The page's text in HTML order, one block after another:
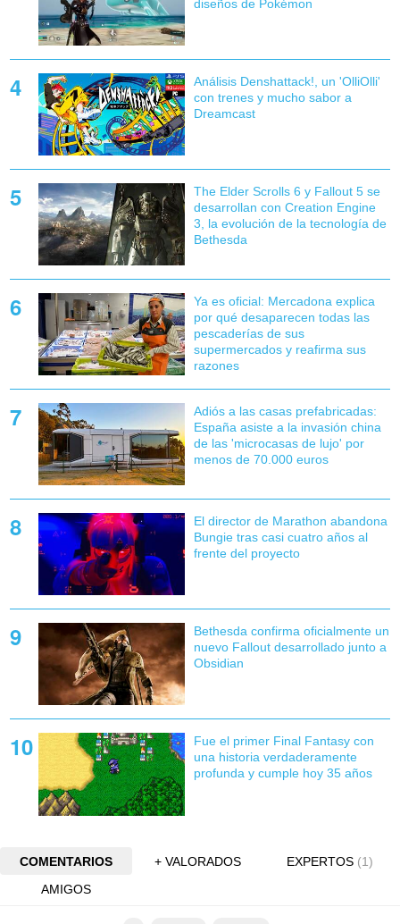
diseños de Pokémon
Análisis Denshattack!, un 'OlliOlli'
con trenes y mucho sabor a
Dreamcast
The Elder Scrolls 6 y Fallout 5 se
desarrollan con Creation Engine
3, la evolución de la tecnología de
Bethesda
Ya es oficial: Mercadona explica
por qué desaparecen todas las
pescaderías de sus
supermercados y reafirma sus
razones
Adiós a las casas prefabricadas:
España asiste a la invasión china
de las 'microcasas de lujo' por
menos de 70.000 euros
El director de Marathon abandona
Bungie tras casi cuatro años al
frente del proyecto
Bethesda confirma oficialmente un
nuevo Fallout desarrollado junto a
Obsidian
Fue el primer Final Fantasy con
una historia verdaderamente
profunda y cumple hoy 35 años
COMENTARIOS + VALORADOS EXPERTOS (1)
AMIGOS